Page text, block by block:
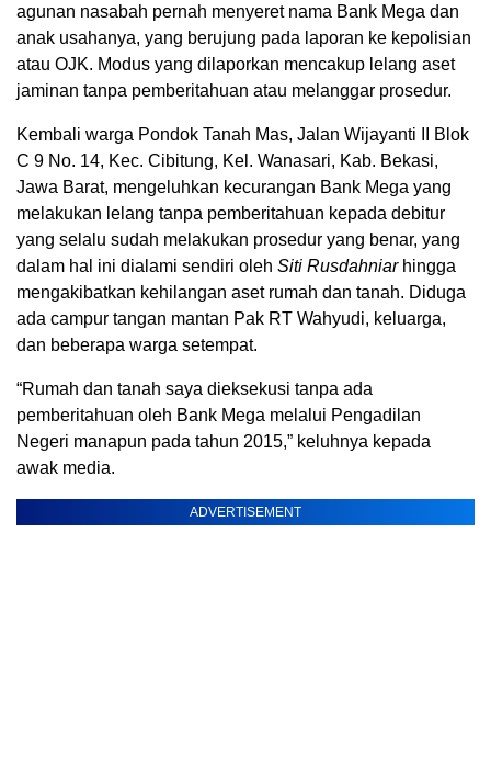
agunan nasabah pernah menyeret nama Bank Mega dan
anak usahanya, yang berujung pada laporan ke kepolisian
atau OJK. Modus yang dilaporkan mencakup lelang aset
jaminan tanpa pemberitahuan atau melanggar prosedur.
Kembali warga Pondok Tanah Mas, Jalan Wijayanti II Blok
C 9 No. 14, Kec. Cibitung, Kel. Wanasari, Kab. Bekasi,
Jawa Barat, mengeluhkan kecurangan Bank Mega yang
melakukan lelang tanpa pemberitahuan kepada debitur
yang selalu sudah melakukan prosedur yang benar, yang
dalam hal ini dialami sendiri oleh Siti Rusdahniarhingga
mengakibatkan kehilangan aset rumah dan tanah. Diduga
ada campur tangan mantan Pak RT Wahyudi, keluarga,
dan beberapa warga setempat.
“Rumah dan tanah saya dieksekusi tanpa ada
pemberitahuan oleh Bank Mega melalui Pengadilan
Negeri manapun pada tahun 2015,” keluhnya kepada
awak media.
ADVERTISEMENT